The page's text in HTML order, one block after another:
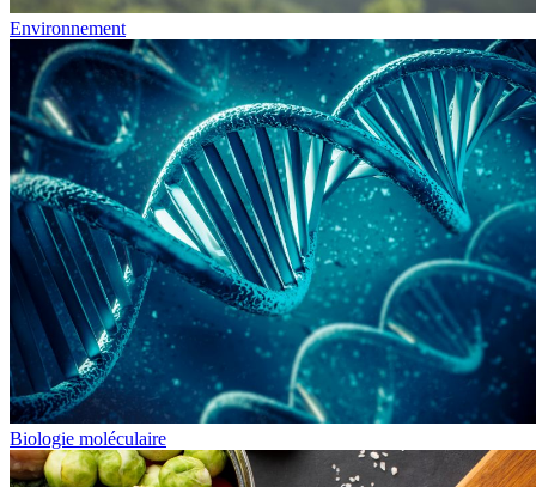
Environnement
Biologie moléculaire